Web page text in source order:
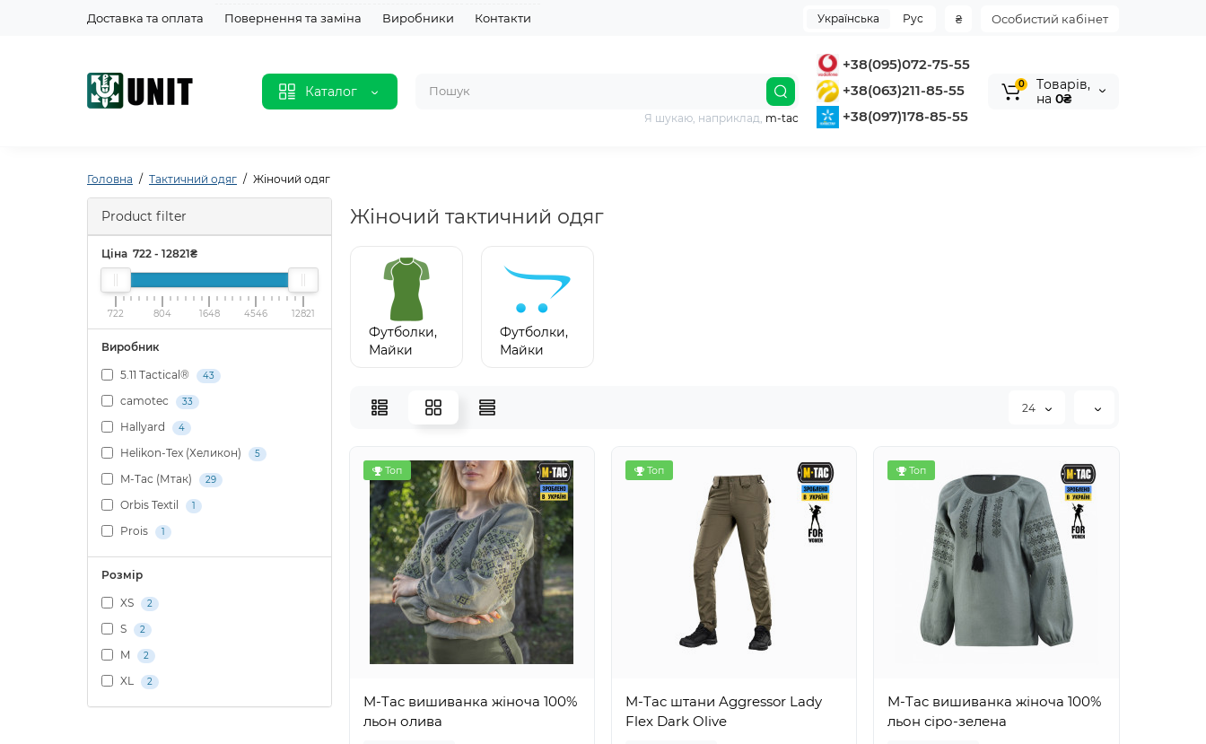
Доставка та оплата Повернення та заміна Виробники Контакти Особистий кабінет
₴
Українська Рус
Каталог
+38(095)072-75-55
+38(063)211-85-55
+38(097)178-85-55
Я шукаю, наприклад, m-tac
0
Tоварів,
на 0₴
Головна Тактичний одяг Жіночий одяг
Product filter
Ціна 722 - 12821₴
722 804 1648 4546 12821
Виробник
5.11 Tactical® 43
camotec 33
Hallyard 4
Helikon-Tex (Хеликон) 5
M-Tac (Мтак) 29
Orbis Textil 1
Prois 1
Розмір
XS 2
S 2
M 2
XL 2
Жіночий тактичний одяг
Футболки,
Майки
Футболки,
Майки
24
Топ
M-Tac вишиванка жіноча 100%
льон олива
Топ
M-Tac штани Aggressor Lady
Flex Dark Olive
Топ
M-Tac вишиванка жіноча 100%
льон сіро-зелена